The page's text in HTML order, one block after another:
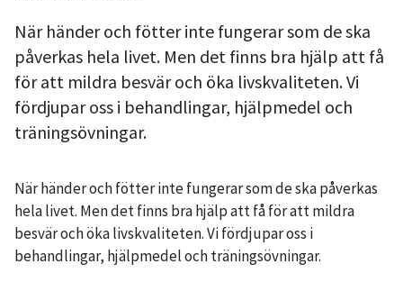
När händer och fötter inte fungerar som de ska
påverkas hela livet. Men det finns bra hjälp att få
för att mildra besvär och öka livskvaliteten. Vi
fördjupar oss i behandlingar, hjälpmedel och
träningsövningar.
När händer och fötter inte fungerar som de ska påverkas
hela livet. Men det finns bra hjälp att få för att mildra
besvär och öka livskvaliteten. Vi fördjupar oss i
behandlingar, hjälpmedel och träningsövningar.